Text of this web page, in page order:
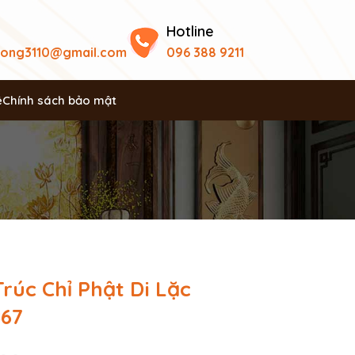
Hotline
096 388 9211
Chính sách bảo mật
Chỉ Phật Di Lặc